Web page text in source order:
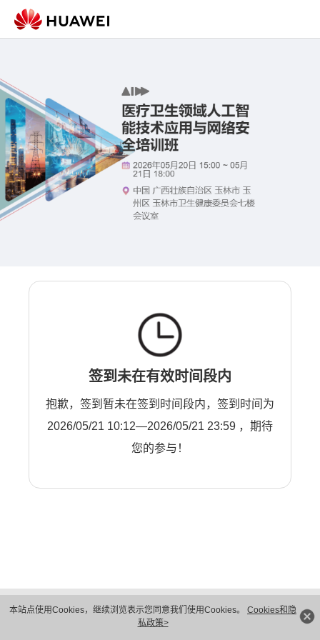
本站点使用Cookies，继续浏览表示您同意我们使用Cookies。 Cookies和隐
私政策>
签到未在有效时间段内
抱歉，签到暂未在签到时间段内，签到时间为
2026/05/21 10:12—2026/05/21 23:59 ，期待
您的参与！
隐私保护
法律声明